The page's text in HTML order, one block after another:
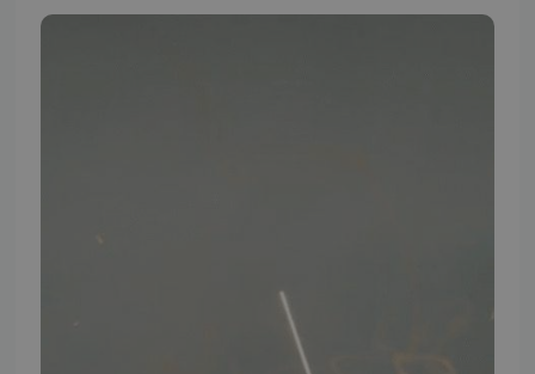
+45 97 74 07 33
Energiberegner
Artikler
TMP Historie